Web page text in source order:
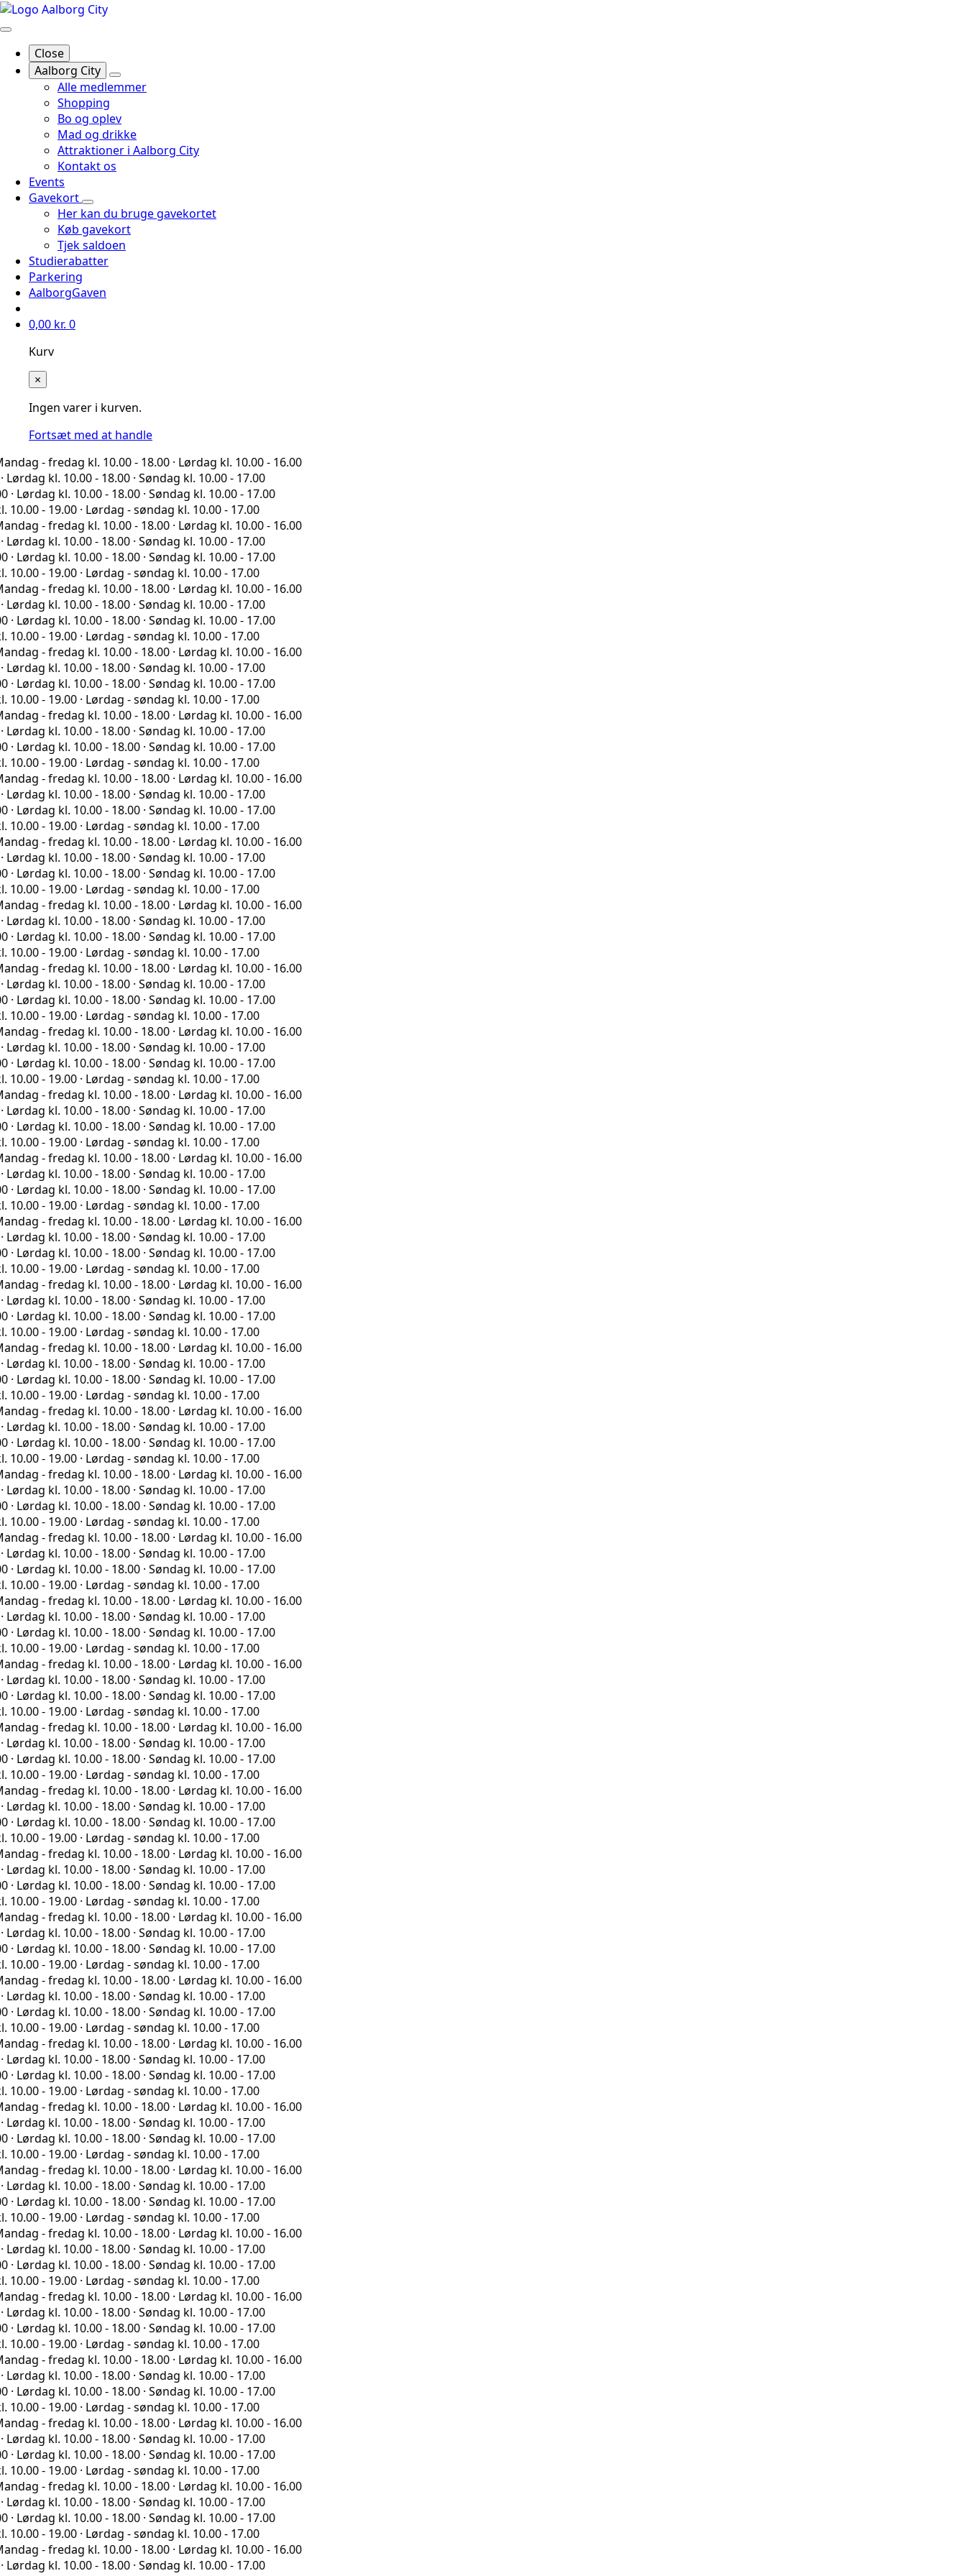
Close
Aalborg City
Alle medlemmer
Shopping
Bo og oplev
Mad og drikke
Attraktioner i Aalborg City
Kontakt os
Events
Gavekort
Her kan du bruge gavekortet
Køb gavekort
Tjek saldoen
Studierabatter
Parkering
AalborgGaven
0,00 kr. 0
Kurv
×
Ingen varer i kurven.
Fortsæt med at handle
fredag kl. 10.00 - 18.00 · Lørdag kl. 10.00 - 16.00
10.00 - 18.00 · Søndag kl. 10.00 - 17.00
kl. 10.00 - 18.00 · Søndag kl. 10.00 - 17.00
· Lørdag - søndag kl. 10.00 - 17.00
fredag kl. 10.00 - 18.00 · Lørdag kl. 10.00 - 16.00
10.00 - 18.00 · Søndag kl. 10.00 - 17.00
kl. 10.00 - 18.00 · Søndag kl. 10.00 - 17.00
· Lørdag - søndag kl. 10.00 - 17.00
fredag kl. 10.00 - 18.00 · Lørdag kl. 10.00 - 16.00
10.00 - 18.00 · Søndag kl. 10.00 - 17.00
kl. 10.00 - 18.00 · Søndag kl. 10.00 - 17.00
· Lørdag - søndag kl. 10.00 - 17.00
fredag kl. 10.00 - 18.00 · Lørdag kl. 10.00 - 16.00
10.00 - 18.00 · Søndag kl. 10.00 - 17.00
kl. 10.00 - 18.00 · Søndag kl. 10.00 - 17.00
· Lørdag - søndag kl. 10.00 - 17.00
fredag kl. 10.00 - 18.00 · Lørdag kl. 10.00 - 16.00
10.00 - 18.00 · Søndag kl. 10.00 - 17.00
kl. 10.00 - 18.00 · Søndag kl. 10.00 - 17.00
· Lørdag - søndag kl. 10.00 - 17.00
fredag kl. 10.00 - 18.00 · Lørdag kl. 10.00 - 16.00
10.00 - 18.00 · Søndag kl. 10.00 - 17.00
kl. 10.00 - 18.00 · Søndag kl. 10.00 - 17.00
· Lørdag - søndag kl. 10.00 - 17.00
fredag kl. 10.00 - 18.00 · Lørdag kl. 10.00 - 16.00
10.00 - 18.00 · Søndag kl. 10.00 - 17.00
kl. 10.00 - 18.00 · Søndag kl. 10.00 - 17.00
· Lørdag - søndag kl. 10.00 - 17.00
fredag kl. 10.00 - 18.00 · Lørdag kl. 10.00 - 16.00
10.00 - 18.00 · Søndag kl. 10.00 - 17.00
kl. 10.00 - 18.00 · Søndag kl. 10.00 - 17.00
· Lørdag - søndag kl. 10.00 - 17.00
fredag kl. 10.00 - 18.00 · Lørdag kl. 10.00 - 16.00
10.00 - 18.00 · Søndag kl. 10.00 - 17.00
kl. 10.00 - 18.00 · Søndag kl. 10.00 - 17.00
· Lørdag - søndag kl. 10.00 - 17.00
fredag kl. 10.00 - 18.00 · Lørdag kl. 10.00 - 16.00
10.00 - 18.00 · Søndag kl. 10.00 - 17.00
kl. 10.00 - 18.00 · Søndag kl. 10.00 - 17.00
· Lørdag - søndag kl. 10.00 - 17.00
fredag kl. 10.00 - 18.00 · Lørdag kl. 10.00 - 16.00
10.00 - 18.00 · Søndag kl. 10.00 - 17.00
kl. 10.00 - 18.00 · Søndag kl. 10.00 - 17.00
· Lørdag - søndag kl. 10.00 - 17.00
fredag kl. 10.00 - 18.00 · Lørdag kl. 10.00 - 16.00
10.00 - 18.00 · Søndag kl. 10.00 - 17.00
kl. 10.00 - 18.00 · Søndag kl. 10.00 - 17.00
· Lørdag - søndag kl. 10.00 - 17.00
fredag kl. 10.00 - 18.00 · Lørdag kl. 10.00 - 16.00
10.00 - 18.00 · Søndag kl. 10.00 - 17.00
kl. 10.00 - 18.00 · Søndag kl. 10.00 - 17.00
· Lørdag - søndag kl. 10.00 - 17.00
fredag kl. 10.00 - 18.00 · Lørdag kl. 10.00 - 16.00
10.00 - 18.00 · Søndag kl. 10.00 - 17.00
kl. 10.00 - 18.00 · Søndag kl. 10.00 - 17.00
· Lørdag - søndag kl. 10.00 - 17.00
fredag kl. 10.00 - 18.00 · Lørdag kl. 10.00 - 16.00
10.00 - 18.00 · Søndag kl. 10.00 - 17.00
kl. 10.00 - 18.00 · Søndag kl. 10.00 - 17.00
· Lørdag - søndag kl. 10.00 - 17.00
fredag kl. 10.00 - 18.00 · Lørdag kl. 10.00 - 16.00
10.00 - 18.00 · Søndag kl. 10.00 - 17.00
kl. 10.00 - 18.00 · Søndag kl. 10.00 - 17.00
· Lørdag - søndag kl. 10.00 - 17.00
fredag kl. 10.00 - 18.00 · Lørdag kl. 10.00 - 16.00
10.00 - 18.00 · Søndag kl. 10.00 - 17.00
kl. 10.00 - 18.00 · Søndag kl. 10.00 - 17.00
· Lørdag - søndag kl. 10.00 - 17.00
fredag kl. 10.00 - 18.00 · Lørdag kl. 10.00 - 16.00
10.00 - 18.00 · Søndag kl. 10.00 - 17.00
kl. 10.00 - 18.00 · Søndag kl. 10.00 - 17.00
· Lørdag - søndag kl. 10.00 - 17.00
fredag kl. 10.00 - 18.00 · Lørdag kl. 10.00 - 16.00
10.00 - 18.00 · Søndag kl. 10.00 - 17.00
kl. 10.00 - 18.00 · Søndag kl. 10.00 - 17.00
· Lørdag - søndag kl. 10.00 - 17.00
fredag kl. 10.00 - 18.00 · Lørdag kl. 10.00 - 16.00
10.00 - 18.00 · Søndag kl. 10.00 - 17.00
kl. 10.00 - 18.00 · Søndag kl. 10.00 - 17.00
· Lørdag - søndag kl. 10.00 - 17.00
fredag kl. 10.00 - 18.00 · Lørdag kl. 10.00 - 16.00
10.00 - 18.00 · Søndag kl. 10.00 - 17.00
kl. 10.00 - 18.00 · Søndag kl. 10.00 - 17.00
· Lørdag - søndag kl. 10.00 - 17.00
fredag kl. 10.00 - 18.00 · Lørdag kl. 10.00 - 16.00
10.00 - 18.00 · Søndag kl. 10.00 - 17.00
kl. 10.00 - 18.00 · Søndag kl. 10.00 - 17.00
· Lørdag - søndag kl. 10.00 - 17.00
fredag kl. 10.00 - 18.00 · Lørdag kl. 10.00 - 16.00
10.00 - 18.00 · Søndag kl. 10.00 - 17.00
kl. 10.00 - 18.00 · Søndag kl. 10.00 - 17.00
· Lørdag - søndag kl. 10.00 - 17.00
fredag kl. 10.00 - 18.00 · Lørdag kl. 10.00 - 16.00
10.00 - 18.00 · Søndag kl. 10.00 - 17.00
kl. 10.00 - 18.00 · Søndag kl. 10.00 - 17.00
· Lørdag - søndag kl. 10.00 - 17.00
fredag kl. 10.00 - 18.00 · Lørdag kl. 10.00 - 16.00
10.00 - 18.00 · Søndag kl. 10.00 - 17.00
kl. 10.00 - 18.00 · Søndag kl. 10.00 - 17.00
· Lørdag - søndag kl. 10.00 - 17.00
fredag kl. 10.00 - 18.00 · Lørdag kl. 10.00 - 16.00
10.00 - 18.00 · Søndag kl. 10.00 - 17.00
kl. 10.00 - 18.00 · Søndag kl. 10.00 - 17.00
· Lørdag - søndag kl. 10.00 - 17.00
fredag kl. 10.00 - 18.00 · Lørdag kl. 10.00 - 16.00
10.00 - 18.00 · Søndag kl. 10.00 - 17.00
kl. 10.00 - 18.00 · Søndag kl. 10.00 - 17.00
· Lørdag - søndag kl. 10.00 - 17.00
fredag kl. 10.00 - 18.00 · Lørdag kl. 10.00 - 16.00
10.00 - 18.00 · Søndag kl. 10.00 - 17.00
kl. 10.00 - 18.00 · Søndag kl. 10.00 - 17.00
· Lørdag - søndag kl. 10.00 - 17.00
fredag kl. 10.00 - 18.00 · Lørdag kl. 10.00 - 16.00
10.00 - 18.00 · Søndag kl. 10.00 - 17.00
kl. 10.00 - 18.00 · Søndag kl. 10.00 - 17.00
· Lørdag - søndag kl. 10.00 - 17.00
fredag kl. 10.00 - 18.00 · Lørdag kl. 10.00 - 16.00
10.00 - 18.00 · Søndag kl. 10.00 - 17.00
kl. 10.00 - 18.00 · Søndag kl. 10.00 - 17.00
· Lørdag - søndag kl. 10.00 - 17.00
fredag kl. 10.00 - 18.00 · Lørdag kl. 10.00 - 16.00
10.00 - 18.00 · Søndag kl. 10.00 - 17.00
kl. 10.00 - 18.00 · Søndag kl. 10.00 - 17.00
· Lørdag - søndag kl. 10.00 - 17.00
fredag kl. 10.00 - 18.00 · Lørdag kl. 10.00 - 16.00
10.00 - 18.00 · Søndag kl. 10.00 - 17.00
kl. 10.00 - 18.00 · Søndag kl. 10.00 - 17.00
· Lørdag - søndag kl. 10.00 - 17.00
fredag kl. 10.00 - 18.00 · Lørdag kl. 10.00 - 16.00
10.00 - 18.00 · Søndag kl. 10.00 - 17.00
kl. 10.00 - 18.00 · Søndag kl. 10.00 - 17.00
· Lørdag - søndag kl. 10.00 - 17.00
fredag kl. 10.00 - 18.00 · Lørdag kl. 10.00 - 16.00
10.00 - 18.00 · Søndag kl. 10.00 - 17.00